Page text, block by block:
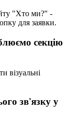
"Хто ми?" -
для заявки.
секцію
візуальні
зв'язку у